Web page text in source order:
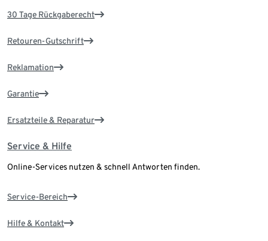
30 Tage Rückgaberecht
Retouren-Gutschrift
Reklamation
Garantie
Ersatzteile & Reparatur
Service & Hilfe
Online-Services nutzen & schnell Antworten finden.
Service-Bereich
Hilfe & Kontakt